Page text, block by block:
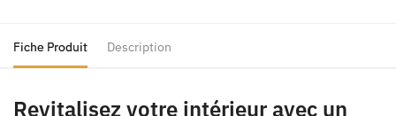
Fiche Produit Description
Revitalisez votre intérieur avec un